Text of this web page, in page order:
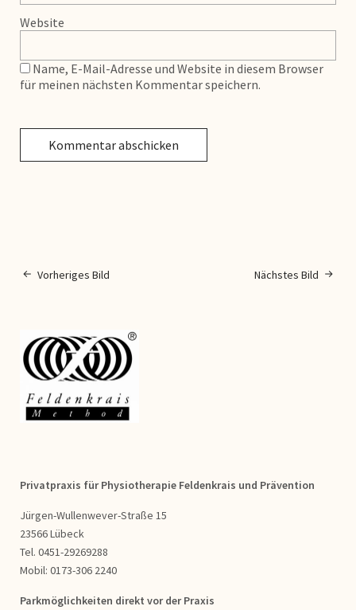
Website
Name, E-Mail-Adresse und Website in diesem Browser
für meinen nächsten Kommentar speichern.
Nächstes Bild
Vorheriges Bild
Privatpraxis für Physiotherapie Feldenkrais und Prävention
Jürgen-Wullenwever-Straße 15
23566 Lübeck
Tel. 0451-29269288
Mobil: 0173-306 2240
Parkmöglichkeiten direkt vor der Praxis